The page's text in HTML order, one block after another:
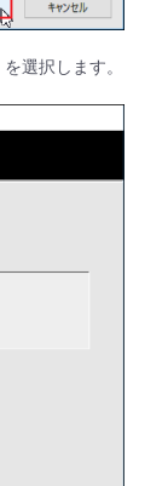
選択します。